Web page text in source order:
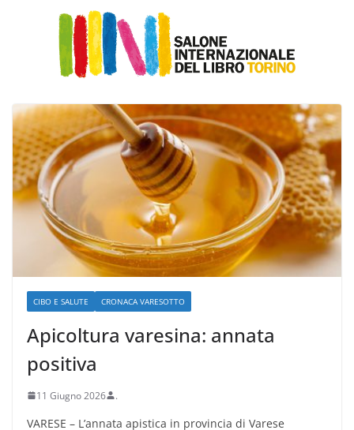
CIBO E SALUTE CRONACA VARESOTTO
Apicoltura varesina: annata
positiva
11 Giugno 2026 .
VARESE – L’annata apistica in provincia di Varese